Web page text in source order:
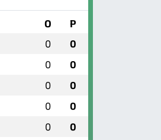
O P
0 0
0 0
0 0
0 0
0 0